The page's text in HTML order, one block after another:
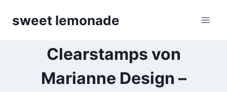
sweet lemonade
Clearstamps von
Marianne Design –